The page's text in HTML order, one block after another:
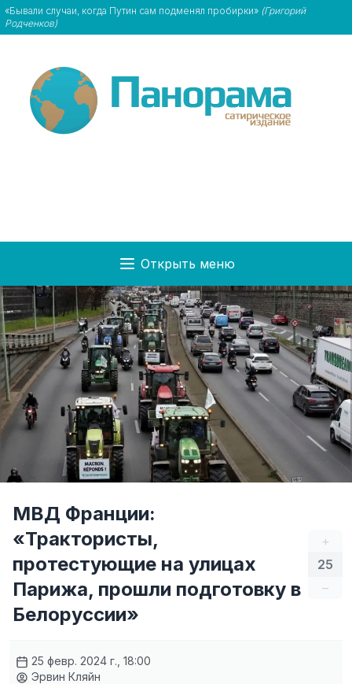
«Бывали случаи, когда Путин сам подменял пробирки» (Григорий
Родченков)
Открыть меню
+
25
–
МВД Франции:
«Трактористы,
протестующие на улицах
Парижа, прошли подготовку в
Белоруссии»
25 февр. 2024 г., 18:00
Эрвин Кляйн